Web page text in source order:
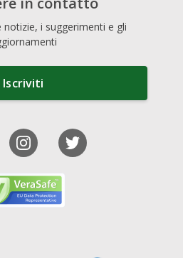
notizie, i suggerimenti e gli
Iscriviti